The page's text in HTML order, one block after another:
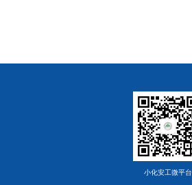
小化安工微平台